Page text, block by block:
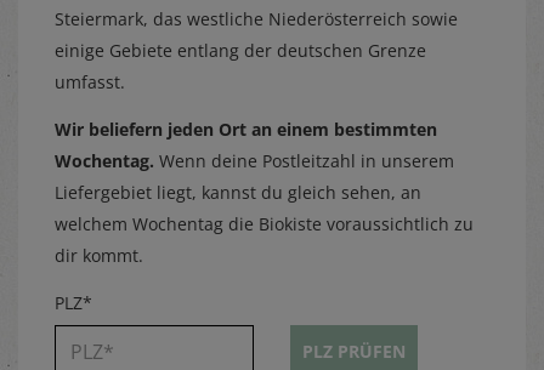
Steiermark, das westliche Niederösterreich sowie
einige Gebiete entlang der deutschen Grenze
umfasst.
Wir beliefern jeden Ort an einem bestimmten
Wochentag. Wenn deine Postleitzahl in unserem
Liefergebiet liegt, kannst du gleich sehen, an
welchem Wochentag die Biokiste voraussichtlich zu
dir kommt.
PLZ*
PLZ PRÜFEN